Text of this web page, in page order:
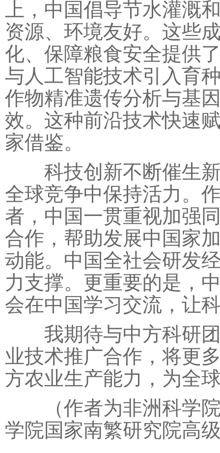
上，中国倡导节水灌溉
资源、环境友好。这些
化、保障粮食安全提供
与人工智能技术引入育
作物精准遗传分析与基
效。这种前沿技术快速
家借鉴。
科技创新不断催生新
全球竞争中保持活力。
者，中国一贯重视加强
合作，帮助发展中国家
动能。中国全社会研发
力支撑。更重要的是，
会在中国学习交流，让
我期待与中方科研团
业技术推广合作，将更
方农业生产能力，为全
（作者为非洲科学院
学院国家南繁研究院高